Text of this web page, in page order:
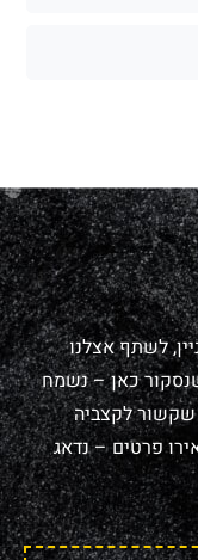
לשתף אצלנו
כאן – נשמח
שקשור לקצביה
פרטים – נדאג